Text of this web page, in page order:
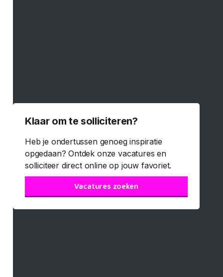
Klaar om te solliciteren?
Heb je ondertussen genoeg inspiratie
opgedaan? Ontdek onze vacatures en
solliciteer direct online op jouw favoriet.
Vacatures zoeken